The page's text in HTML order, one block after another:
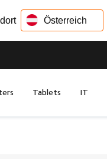
Österreich
Tablets IT